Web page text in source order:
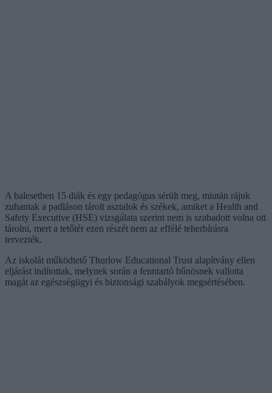
A balesetben 15 diák és egy pedagógus sérült meg, miután rájuk
zuhantak a padláson tárolt asztalok és székek, amiket a Health and
Safety Executive (HSE) vizsgálata szerint nem is szabadott volna ott
tárolni, mert a tetőtér ezen részét nem az effélé teherbírásra
tervezték.
Az iskolát működtető Thurlow Educational Trust alapítvány ellen
eljárást indítottak, melynek során a fenntartó bűnösnek vallotta
magát az egészségügyi és biztonsági szabályok megsértésében.